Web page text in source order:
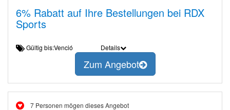
6% Rabatt auf Ihre Bestellungen bei RDX
Sports
Gültig bis:Venció Details
Zum Angebot
7 Personen mögen dieses Angebot